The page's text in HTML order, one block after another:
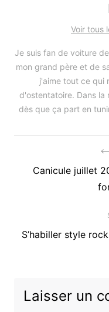
Voir tous
Je suis fan de voiture
mon grand père et de
j'aime tout ce qui
d'ostentatoire. Dans la
dès que ça part en
Précédent
Canicule juillet
Article
S’habiller style
Laisser un